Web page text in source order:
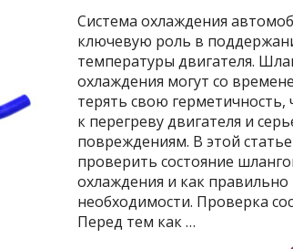
Система охлаждения
ключевую роль в
температуры двигателя.
охлаждения могут со
терять свою
к перегреву двигателя и
повреждениям. В этой
проверить состояние
охлаждения и как
необходимости. Проверка
Перед тем как …